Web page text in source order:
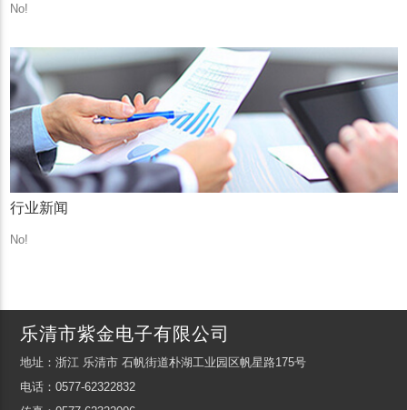
No!
行业新闻
No!
乐清市紫金电子有限公司
地址：浙江 乐清市 石帆街道朴湖工业园区帆星路175号
电话：0577-62322832